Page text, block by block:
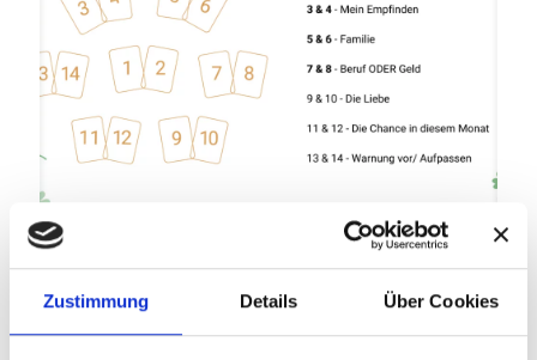
Zustimmung Details Über Cookies
Legesystem „Monatslegung“
Das Legesystem "Die Monatslegung".